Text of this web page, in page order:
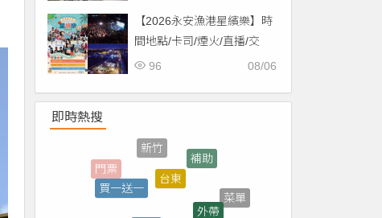
【2026永安漁港星繽樂】時
間地點/卡司/煙火/直播/交
通，免費入場！
08/06
96
即時熱搜
菜單
買一送一
台東
外帶
抽獎